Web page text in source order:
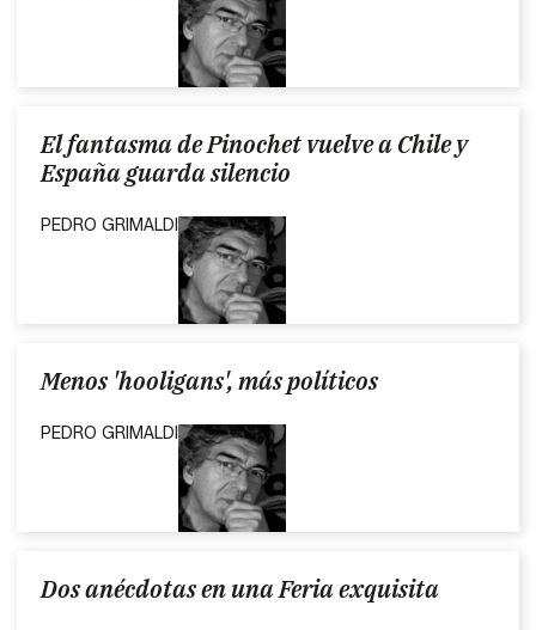
El fantasma de Pinochet vuelve a Chile y
España guarda silencio
PEDRO GRIMALDI
Menos 'hooligans', más políticos
PEDRO GRIMALDI
Dos anécdotas en una Feria exquisita